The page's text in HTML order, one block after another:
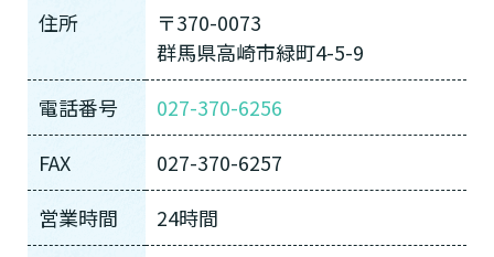
住所
〒370-0073
群馬県高崎市緑町4-5-9
電話番号
027-370-6256
FAX
027-370-6257
営業時間
24時間